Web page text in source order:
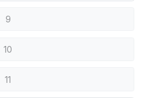
9
10
11